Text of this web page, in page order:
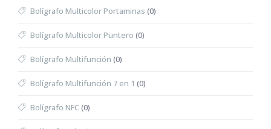
Bolígrafo Multicolor Portaminas (0)
Bolígrafo Multicolor Puntero (0)
Bolígrafo Multifunción (0)
Bolígrafo Multifunción 7 en 1 (0)
Bolígrafo NFC(0)